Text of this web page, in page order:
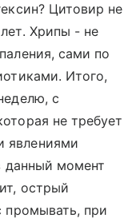
Цитовир не
Хрипы - не
сами по
Итого,
с
не требует
явлениями
данный момент
острый
промывать, при